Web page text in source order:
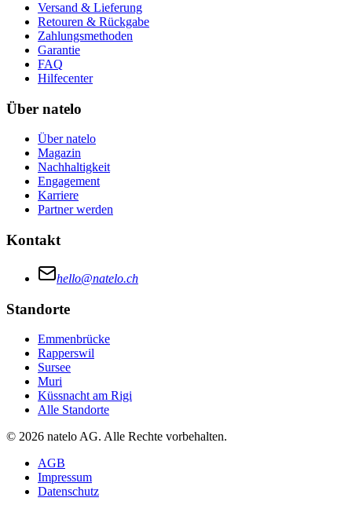
Versand & Lieferung
Retouren & Rückgabe
Zahlungsmethoden
Garantie
FAQ
Hilfecenter
Über natelo
Über natelo
Magazin
Nachhaltigkeit
Engagement
Karriere
Partner werden
Kontakt
hello@natelo.ch
Standorte
Emmenbrücke
Rapperswil
Sursee
Muri
Küssnacht am Rigi
Alle Standorte
© 2026 natelo AG. Alle Rechte vorbehalten.
AGB
Impressum
Datenschutz